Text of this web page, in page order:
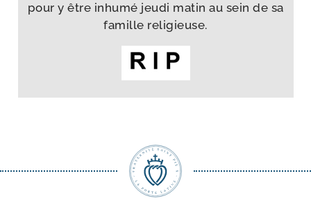
pour y être inhu­mé jeu­di matin au sein de sa
famille religieuse.